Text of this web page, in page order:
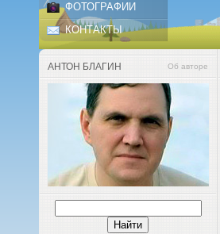
ФОТОГРАФИИ
КОНТАКТЫ
АНТОН БЛАГИН Об авторе